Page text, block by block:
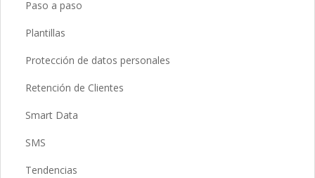
Paso a paso
Plantillas
Protección de datos personales
Retención de Clientes
Smart Data
SMS
Tendencias